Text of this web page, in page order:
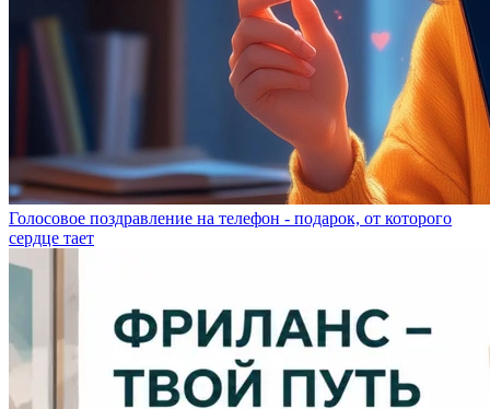
Голосовое поздравление на телефон - подарок, от которого
сердце тает